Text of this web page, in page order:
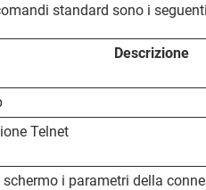
standard sono i
Descrizione
Telnet
i parametri della